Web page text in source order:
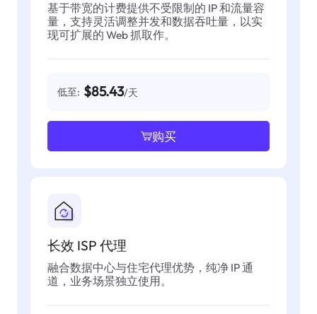
基于带宽的计费提供不受限制的 IP 和流量容
量，支持灵活调整并发和数据吞吐量，以实
现可扩展的 Web 抓取作。
低至: $85.43/天
购买
长效 ISP 代理
融合数据中心与住宅代理优势，纯净 IP 通
道，业务场景独立使用。